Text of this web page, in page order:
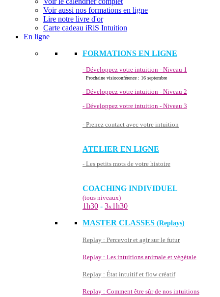
Voir aussi nos formations en ligne
Lire notre livre d'or
Carte cadeau iRiS Intuition
En ligne
FORMATIONS EN LIGNE
- Développez votre intuition - Niveau 1
Prochaine visioconférence : 16 septembre
- Développez votre intuition - Niveau 2
- Développez votre intuition - Niveau 3
- Prenez contact avec votre intuition
ATELIER EN LIGNE
- Les petits mots de votre histoire
COACHING INDIVIDUEL
(tous niveaux)
1h30 - 3x1h30
MASTER CLASSES (Replays)
Replay : Percevoir et agir sur le futur
Replay : Les intuitions animale et végétale
Replay : État intuitif et flow créatif
Replay : Comment être sûr de nos intuitions